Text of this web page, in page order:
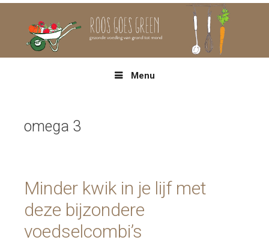
Menu
omega 3
Minder kwik in je lijf met
deze bijzondere
voedselcombi’s